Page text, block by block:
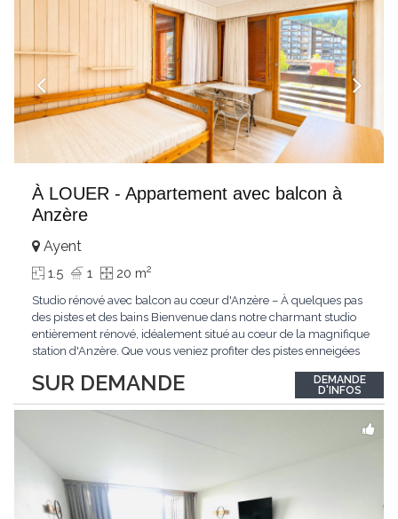
À LOUER - Appartement avec balcon à
Anzère
SUR DEMANDE
Ayent
1.5 1 20 m2
Studio rénové avec balcon au cœur d'Anzère – À quelques pas
des pistes et des bains Bienvenue dans notre charmant studio
entièrement rénové, idéalement situé au cœur de la magnifique
station d'Anzère. Que vous veniez profiter des pistes enneigées
ressourcer en montagne, ce logement vous offrira tout le confort
nécessaire...
DEMANDE
D'INFOS